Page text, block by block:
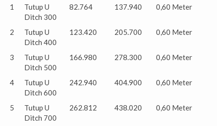
1
Tutup U
Ditch 300
82.764 137.940 0,60 Meter
2
Tutup U
Ditch 400
123.420 205.700 0,60 Meter
3
Tutup U
Ditch 500
166.980 278.300 0,60 Meter
4
Tutup U
Ditch 600
242.940 404.900 0,60 Meter
5
Tutup U
Ditch 700
262.812 438.020 0,60 Meter